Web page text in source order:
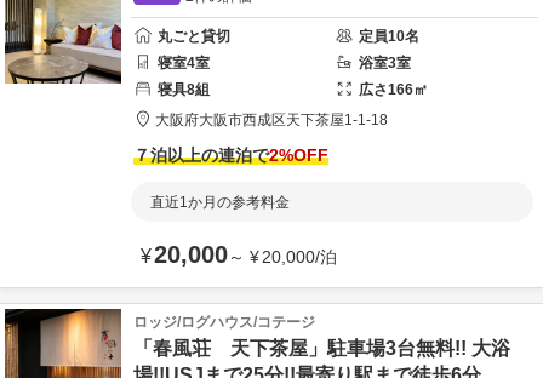
丸ごと貸切 定員10名
寝室4室 浴室3室
寝具8組 広さ166㎡
大阪府大阪市西成区天下茶屋1-1-18
７泊以上の連泊で2%OFF
直近1か月の参考料金
¥20,000～ ¥20,000/泊
ロッジ/ログハウス/コテージ
「春風荘 天下茶屋」駐車場3台無料!! 大浴